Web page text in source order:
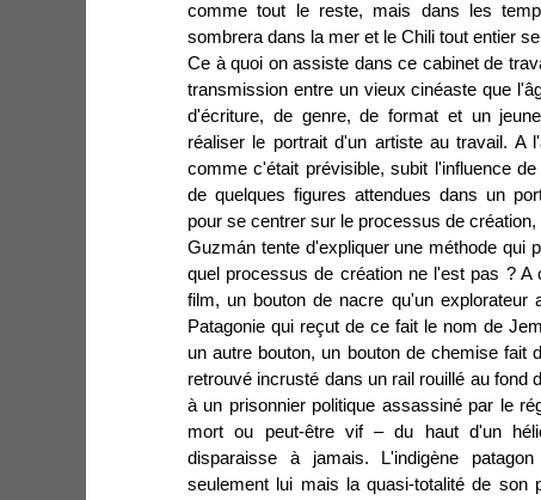
comme tout le reste, mais dans les
sombrera dans la mer et le Chili tout entier
Ce à quoi on assiste dans ce cabinet de
transmission entre un vieux cinéaste que
d'écriture, de genre, de format et un
réaliser le portrait d'un artiste au travail. A
comme c'était prévisible, subit l'influence
de quelques figures attendues dans un
pour se centrer sur le processus de
Guzmán tente d'expliquer une méthode qui
quel processus de création ne l'est pas ? A
film, un bouton de nacre qu'un explorateur
Patagonie qui reçut de ce fait le nom de
un autre bouton, un bouton de chemise fait
retrouvé incrusté dans un rail rouillé au fond
à un prisonnier politique assassiné par le
mort ou peut-être vif – du haut d'un
disparaisse à jamais. L'indigène
seulement lui mais la quasi-totalité de son